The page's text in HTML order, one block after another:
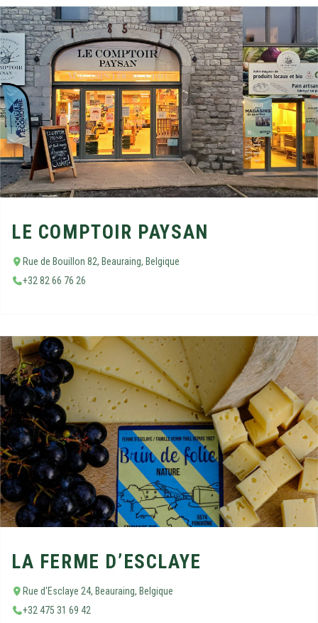
LE COMPTOIR PAYSAN
Rue de Bouillon 82, Beauraing, Belgique
+32 82 66 76 26
LA FERME D’ESCLAYE
Rue d'Esclaye 24, Beauraing, Belgique
+32 475 31 69 42